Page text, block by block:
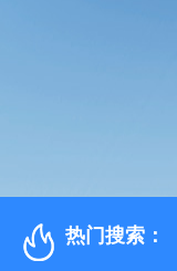
热门搜索：